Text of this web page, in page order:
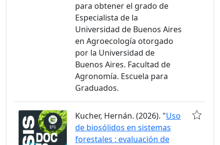
para obtener el grado de
Especialista de la
Universidad de Buenos Aires
en Agroecología otorgado
por la Universidad de
Buenos Aires. Facultad de
Agronomía. Escuela para
Graduados.
Kucher, Hernán. (2026). "Uso
de biosólidos en sistemas
forestales : evaluación de